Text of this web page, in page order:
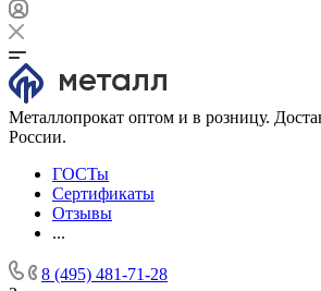
Металлопрокат оптом и в розницу.
России.
ГОСТы
Сертификаты
Отзывы
...
8 (495) 481-71-28